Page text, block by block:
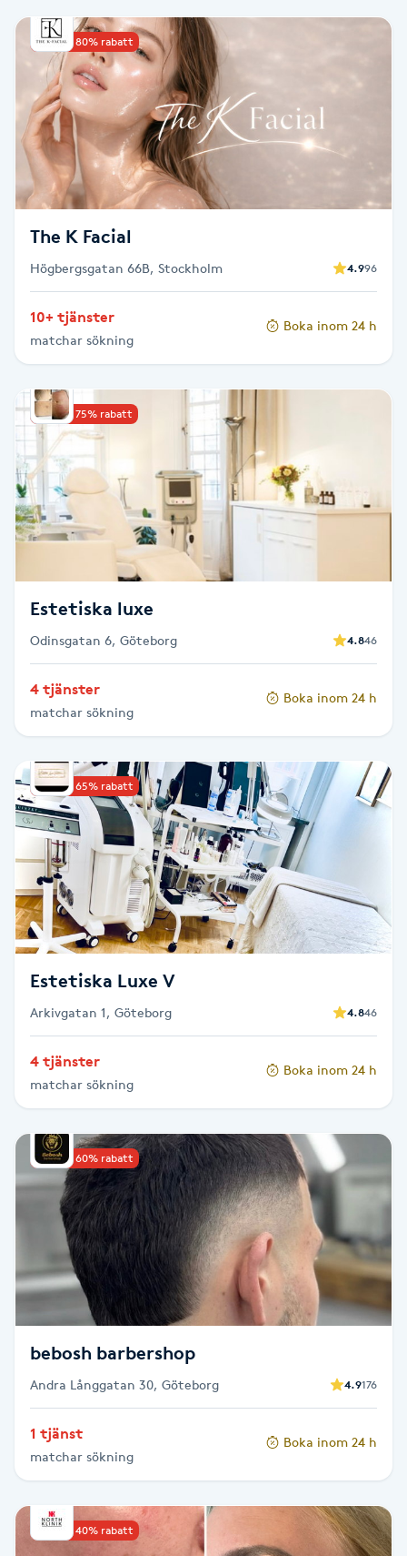
Babylights
Balayage
Bambumassage
Barber
Barnklippning
BIAB
Blowout
Bottenfärg
Brynformning
Brynfärgning
Brynplockning
Celluliter
Coachning
Color correction
Cryoterapi
Damklippning
Dermapen
Diamantslipning
Enzympeeling
Extensions borttagning
Eyeliner-tatuering
Face framing
Faceliftmassage
Fet hårbotten
Fettreducering
Fillers
Upp till 80% rabatt
The K Facial
Högbergsgatan 66B, Stockholm 4.996
10+ tjänster
matchar sökning
Boka inom 24 h
Upp till 75% rabatt
Estetiska luxe
Odinsgatan 6, Göteborg 4.846
4 tjänster
matchar sökning
Boka inom 24 h
Upp till 65% rabatt
Estetiska Luxe V
Arkivgatan 1, Göteborg 4.846
4 tjänster
matchar sökning
Boka inom 24 h
Upp till 60% rabatt
bebosh barbershop
Andra Långgatan 30, Göteborg 4.9176
1 tjänst
matchar sökning
Boka inom 24 h
Upp till 40% rabatt